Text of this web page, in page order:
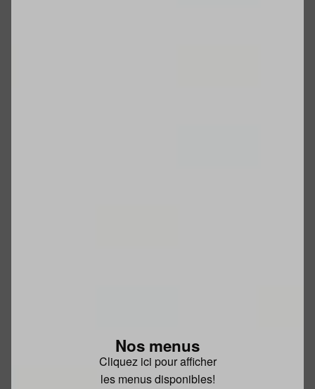
Nos menus
Cliquez ici pour afficher
les menus disponibles!